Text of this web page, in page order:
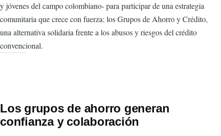
y jóvenes del campo colombiano- para participar de una estrategia
comunitaria que crece con fuerza: los Grupos de Ahorro y Crédito,
una alternativa solidaria frente a los abusos y riesgos del crédito
convencional.
Los grupos de ahorro generan
confianza y colaboración